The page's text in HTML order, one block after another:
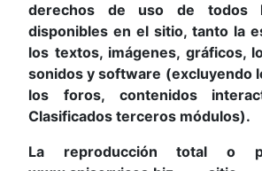
derechos de uso de todos
disponibles en el sitio, tanto la
los textos, imágenes, gráficos,
sonidos y software (excluyendo
los foros, contenidos
Clasificados terceros módulos).
La reproducción total o